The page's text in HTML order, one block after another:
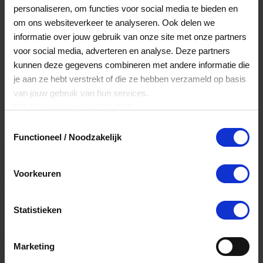
personaliseren, om functies voor social media te bieden en
om ons websiteverkeer te analyseren. Ook delen we
informatie over jouw gebruik van onze site met onze partners
voor social media, adverteren en analyse. Deze partners
kunnen deze gegevens combineren met andere informatie die
je aan ze hebt verstrekt of die ze hebben verzameld op basis
van jouw gebruik van hun services.
Functioneel / Noodzakelijk
Voorkeuren
Statistieken
Marketing
organisatie past. De kaart is bovendien minimaal
drie jaar geldig, kan in delen worden besteed en
het tegoed is 100% veilig dankzij de EGI-
waarborg.
Duurzaam, praktisch en
waardevol
duurzame keuze. Geen grote dozen, geen plastic
verpakkingen en geen producten die ongebruikt
bedrag aan iets waar ze echt blij van worden. Zo
voorkom je verspilling en geef je op een bewuste
Ook praktisch gezien is de cadeaukaart een
binnen de Werkkostenregeling (WKR) is de VVV
Cadeaukaart fiscaal aantrekkelijk voor